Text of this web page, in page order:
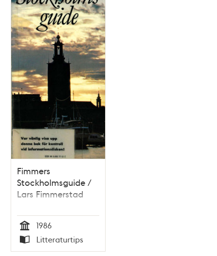
Fimmers
Stockholmsguide /
Lars Fimmerstad
Tid
1986
Typ
Litteraturtips